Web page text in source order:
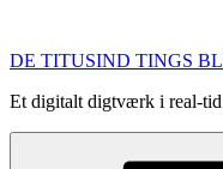
indhold
DE TITUSIND TINGS
Et digitalt digtværk i real-tid